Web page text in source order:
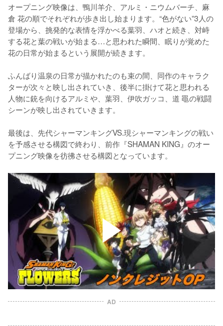
オープニング映像は、鴨川羊介、アルミ・ニウムバーチ、麻
倉 花の順でそれぞれが歩き出し始まります。“色がない”3人の
登場から、挑発的な表情を浮かべる葉羽、ハオと続き、対峙
する花と葉の戦いが始まる…と思われた瞬間、眠りが覚めた
花の日常が始まるという展開が続きます。
ふんばり温泉の日常が描かれたのも束の間、同作のキャラク
ターが次々と映し出されていき、後半に掛けて花と思われる
人物に銃を向けるアルミや、葉羽、伊吹ガッコ、道 黽の戦闘
シーンが映し出されていきます。
最後は、先代シャーマンキングVS.現シャーマンキングの戦い
を予感させる構図で終わり、前作『SHAMAN KING』のオー
プニング映像を彷彿させる構図となっています。
AD